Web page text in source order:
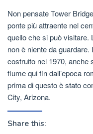
Non pensate Tower
ponte più attraente nel
quello che si può visitare.
non è niente da guardare.
costruito nel 1970, anche
fiume qui fin dall’epoca
prima di questo è stato
City, Arizona.
Share this: